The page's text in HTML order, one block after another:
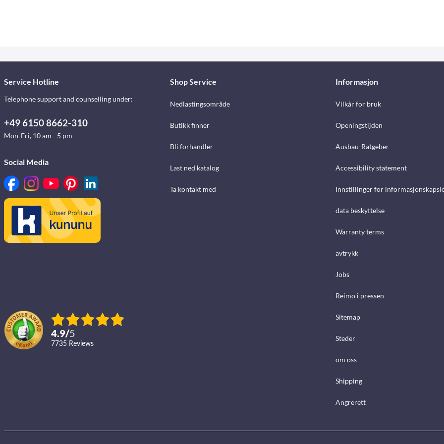
Service Hotline
Telephone support and counselling under:
+49 6150 8662-310
Mon-Fri, 10 am - 5 pm
Social Media
4.9/5
7735 reviews
Shop Service
Nedlastingsområde
Butikk finner
Bli forhandler
Last ned katalog
Ta kontakt med
Informasjon
Vilkår for bruk
Openingstijden
Ausbau-Ratgeber
Accessibility statement
Innstillinger for
data beskyttelse
Warranty terms
avtrykk
Jobs
Reimo i pressen
Sitemap
Steder
om oss
Shipping
Angrerett